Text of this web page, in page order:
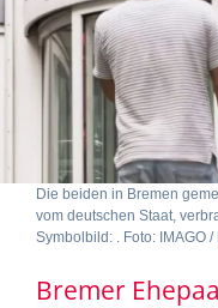
Die beiden in Bremen
vom deutschen Staat,
Symbolbild: . Foto: IMAGO
Bremer